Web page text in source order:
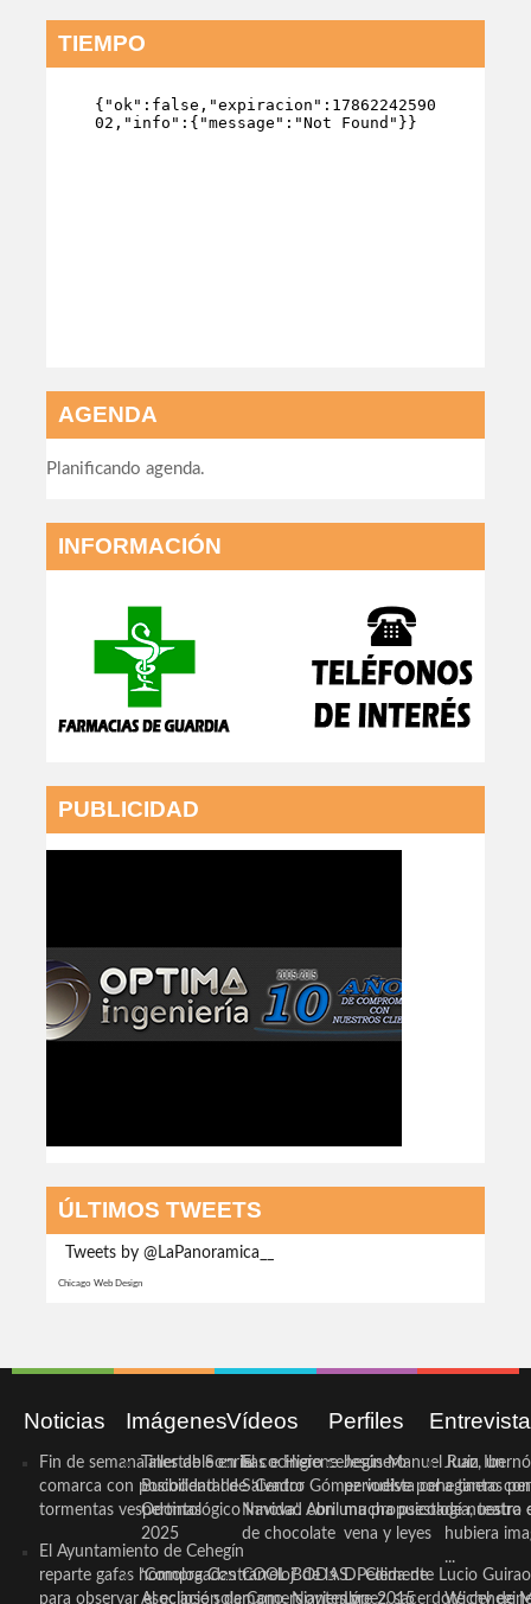
TIEMPO
AGENDA
Planificando agenda.
INFORMACIÓN
PUBLICIDAD
ÚLTIMOS TWEETS
Tweets by @LaPanoramica__
Chicago Web Design
Noticias
Fin de semana inestable en la
comarca con posibilidad de
tormentas vespertinas
El Ayuntamiento de Cehegín
reparte gafas homologadas
para observar el eclipse solar
Imágenes
Taller de Sonrisas e Higiene
Bucodental de ‘Centro
Odontológico Innova’. Abril
2025
‘Compra Contrarreloj’ de la
Asociación de Comerciantes y
Vídeos
El cocinero ceheginero
Salvador Gómez vuelve por
Navidad con una propuesta
de chocolate
COOL BODAS. Pedida de
mano. Noviembre 2015
Perfiles
Jesús Manuel Ruiz, un
periodista ceheginero con
mucha psicología, teatro
vena y leyes
D. Clemente Lucio Guirao
López, sacerdote
Juan
a tantas
de nuestra
hubiera
...
Wichy de